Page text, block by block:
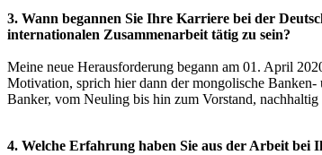
3. Wann begannen Sie Ihre Karriere bei der
internationalen Zusammenarbeit tätig zu sein?
Meine neue Herausforderung begann am 01. April
Motivation, sprich hier dann der mongolische
Banker, vom Neuling bis hin zum Vorstand,
4. Welche Erfahrung haben Sie aus der Arbeit